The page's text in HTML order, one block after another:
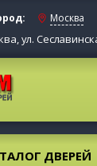
Москва
ул.
ДВЕРЕЙ